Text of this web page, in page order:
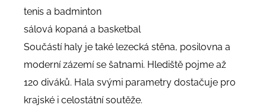
tenis a badminton
sálová kopaná a basketbal
Součástí haly je také lezecká stěna, posilovna a
moderní zázemí se šatnami. Hlediště pojme až
120 diváků. Hala svými parametry dostačuje pro
krajské i celostátní soutěže.